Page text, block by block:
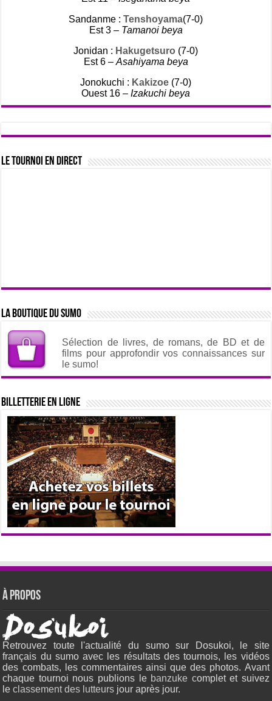
Sandanme :Tenshoyama(7-0)
Est 3 – Tamanoi beya
Jonidan : Hakugetsuro (7-0)
Est 6 – Asahiyama beya
Jonokuchi : Kakizoe (7-0)
Ouest 16 –Izakuchi beya
Le tournoi en direct
La boutique du sumo
Sélection de livres, de romans, de BD et de
films pour approfondir vos connaissances sur
le sumo!
Billetterie en ligne
À propos
Retrouvez toute l'actualité du sumo sur Dosukoi, le site
français du sumo avec les résultats des tournois, les vidéos
des combats, les commentaires ainsi que des photos. Avant
chaque tournoi nous publions le banzuke complet et suivez
leclassement des lutteurs jour après jour.